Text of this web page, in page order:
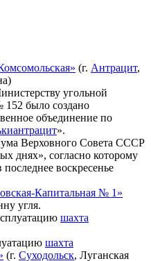
(г. Антрацит,
угольной
было создано
объединение по
».
Верховного Совета СССР
днях», согласно которому
последнее воскресенье
Капитальная № 1»
угля.
шахта
шахта
(г. Суходольск, Луганская